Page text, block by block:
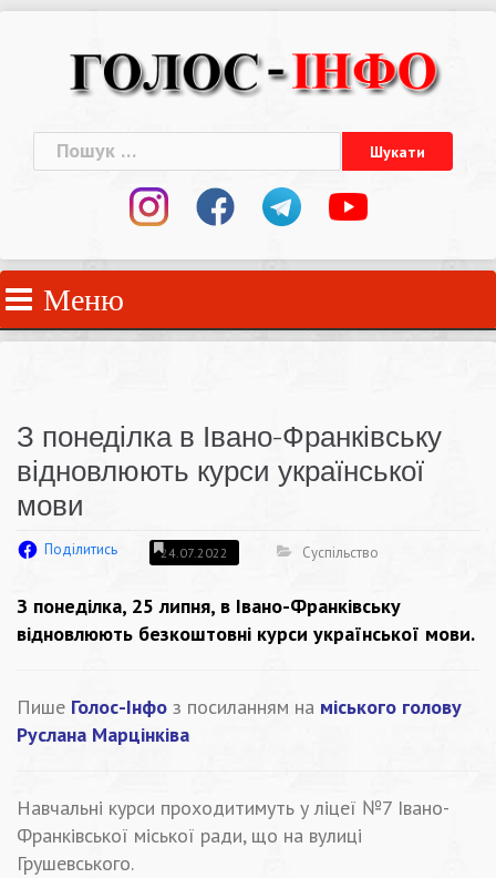
Пошук:
Меню
З понеділка в Івано-Франківську
відновлюють курси української
мови
Поділитись 24.07.2022 Суспільство
З понеділка, 25 липня, в Івано-Франківську
відновлюють безкоштовні курси української мови.
Пише Голос-Інфо з посиланням на міського голову
Руслана Марцінківа
Навчальні курси проходитимуть у ліцеї №7 Івано-
Франківської міської ради, що на вулиці
Грушевського.